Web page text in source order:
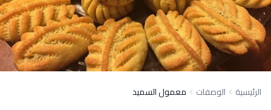
الرئيسية الوصفات معمول السميد